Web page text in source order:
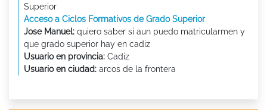
Superior
Acceso a Ciclos Formativos de Grado Superior
Jose Manuel: quiero saber si aun puedo matricularmen y
que grado superior hay en cadiz
Usuario en provincia: Cadiz
Usuario en ciudad: arcos de la frontera